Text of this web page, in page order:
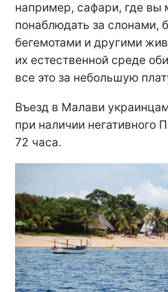
например, сафари, где вы
понаблюдать за слонами,
бегемотами и другими
их естественной среде
все это за небольшую
Въезд в Малави
при наличии негативного
72 часа.